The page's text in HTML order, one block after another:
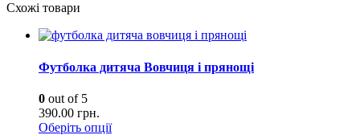
Схожі товари
Футболка дитяча Вовчиця і прянощі
0 out of 5
390.00 грн.
Оберіть опції